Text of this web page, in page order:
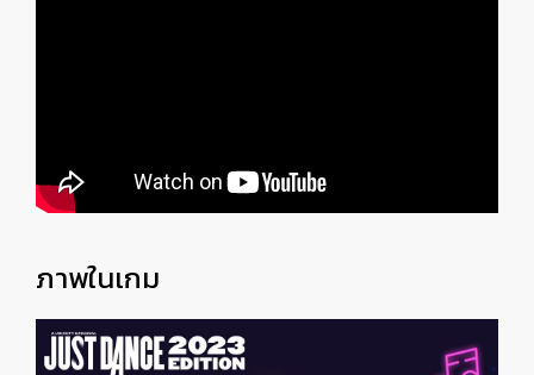
ภาพในเกม